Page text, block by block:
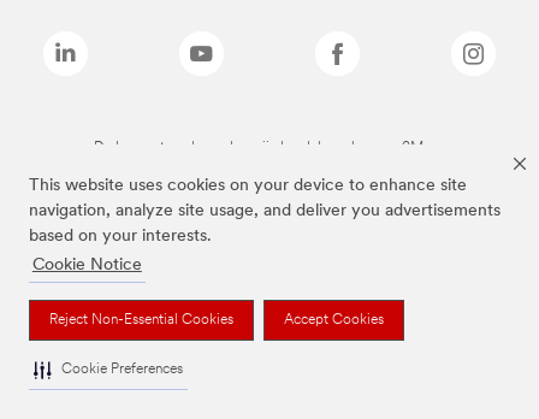
This website uses cookies on your device to enhance site
navigation, analyze site usage, and deliver you advertisements
based on your interests.
Cookie Notice
Reject Non-Essential Cookies Accept Cookies
Cookie Preferences
De bovenstaande merken zijn handelsmerken van 3M.we